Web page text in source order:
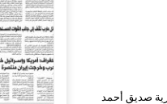
صديق أحمد